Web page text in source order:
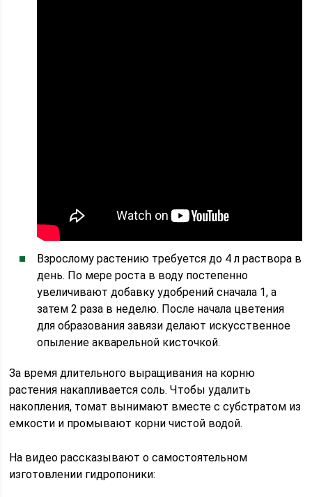
Взрослому растению требуется до 4 л раствора в
день. По мере роста в воду постепенно
увеличивают добавку удобрений сначала 1, а
затем 2 раза в неделю. После начала цветения
для образования завязи делают искусственное
опыление акварельной кисточкой.
За время длительного выращивания на корню
растения накапливается соль. Чтобы удалить
накопления, томат вынимают вместе с субстратом из
емкости и промывают корни чистой водой.
На видео рассказывают о самостоятельном
изготовлении гидропоники: